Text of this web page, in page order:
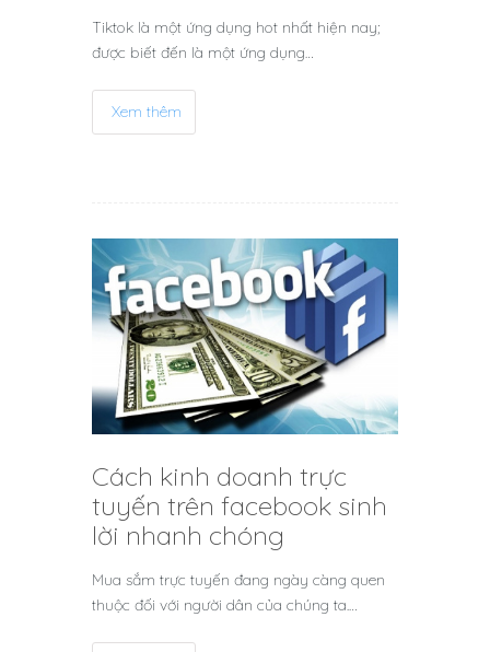
Tiktok là một ứng dụng hot nhất hiện nay;
được biết đến là một ứng dụng…
Xem thêm
Cách kinh doanh trực
tuyến trên facebook sinh
lời nhanh chóng
Mua sắm trực tuyến đang ngày càng quen
thuộc đối với người dân của chúng ta.…